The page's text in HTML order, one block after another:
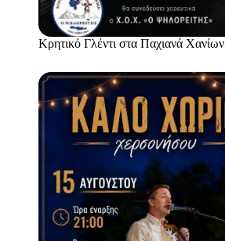
Κρητικό Γλέντι στα Παχιανά Χανίων